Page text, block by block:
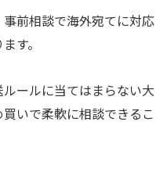
前相談で海外宛てに対応
す。
ールに当てはまらない大
いで柔軟に相談できるこ